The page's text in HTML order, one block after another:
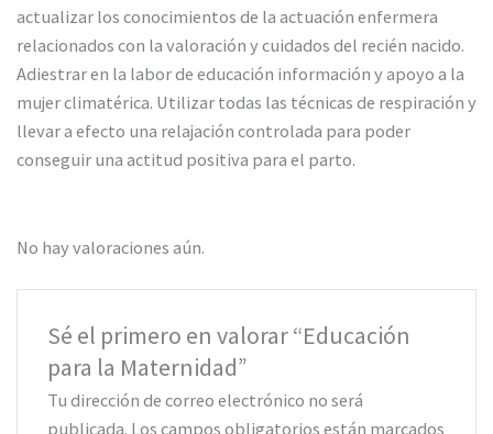
actualizar los conocimientos de la actuación enfermera
relacionados con la valoración y cuidados del recién nacido.
Adiestrar en la labor de educación información y apoyo a la
mujer climatérica. Utilizar todas las técnicas de respiración y
llevar a efecto una relajación controlada para poder
conseguir una actitud positiva para el parto.
No hay valoraciones aún.
Sé el primero en valorar “Educación
para la Maternidad”
Tu dirección de correo electrónico no será
publicada. Los campos obligatorios están marcados